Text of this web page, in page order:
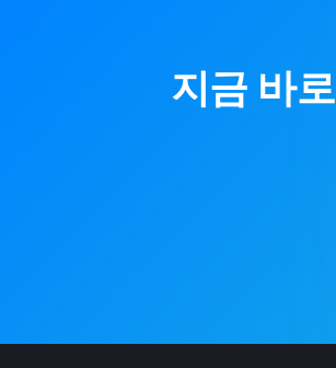
지금 바로